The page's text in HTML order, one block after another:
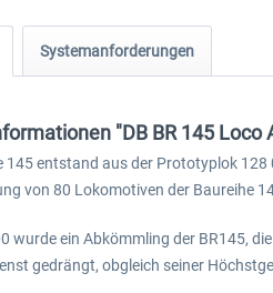
Systemanforderungen
"DB BR 145 Loco
145 entstand aus der Prototyplok
von 80 Lokomotiven der Baureihe
wurde ein Abkömmling der BR145,
gedrängt, obgleich seiner